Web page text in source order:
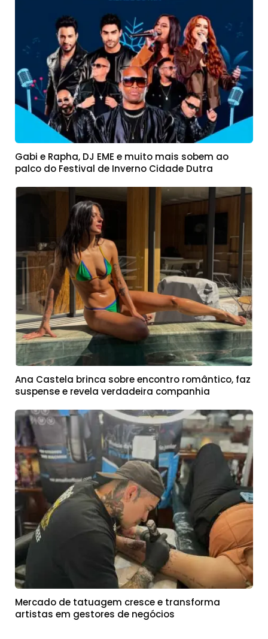
Gabi e Rapha, DJ EME e muito mais sobem ao
palco do Festival de Inverno Cidade Dutra
Ana Castela brinca sobre encontro romântico, faz
suspense e revela verdadeira companhia
Mercado de tatuagem cresce e transforma
artistas em gestores de negócios